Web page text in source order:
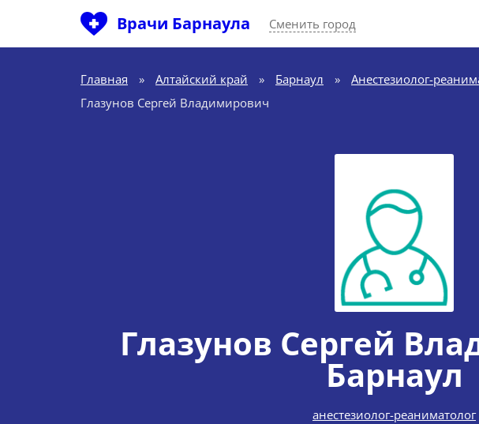
Врачи Барнаула Сменить город
Главная » Алтайский край » Барнаул » Анестезиолог-
Глазунов Сергей Владимирович
Глазунов Сергей
Барнаул
анестезиолог-реаниматолог